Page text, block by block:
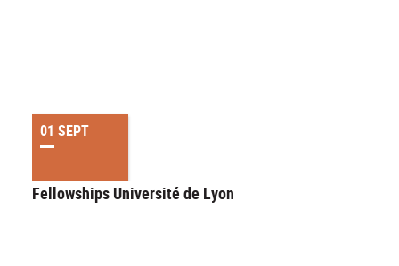
01 SEPT
Fellowships Université de Lyon